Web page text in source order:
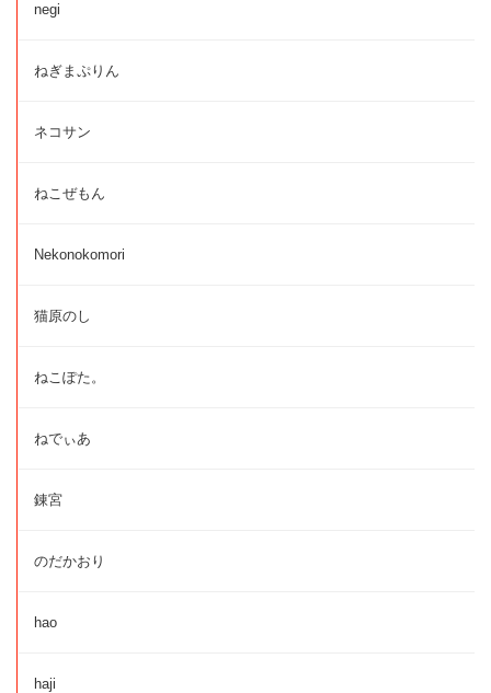
negi
ねぎまぷりん
ネコサン
ねこぜもん
Nekonokomori
猫原のし
ねこぽた。
ねでぃあ
錬宮
のだかおり
hao
haji